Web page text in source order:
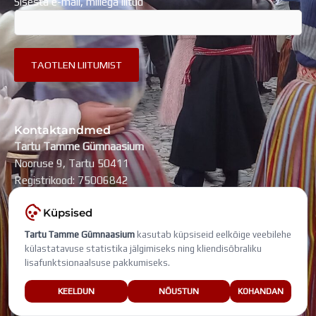
Kontaktandmed
Tartu Tamme Gümnaasium
Nooruse 9, Tartu 50411
Registrikood: 75006842
KONTAKTID
SearchSearch
Küpsised
Tartu Tamme Gümnaasium kasutab küpsiseid eelkõige veebilehe
külastatavuse statistika jälgimiseks ning kliendisõbraliku
lisafunktsionaalsuse pakkumiseks.
KEELDUN NÕUSTUN KOHANDAN